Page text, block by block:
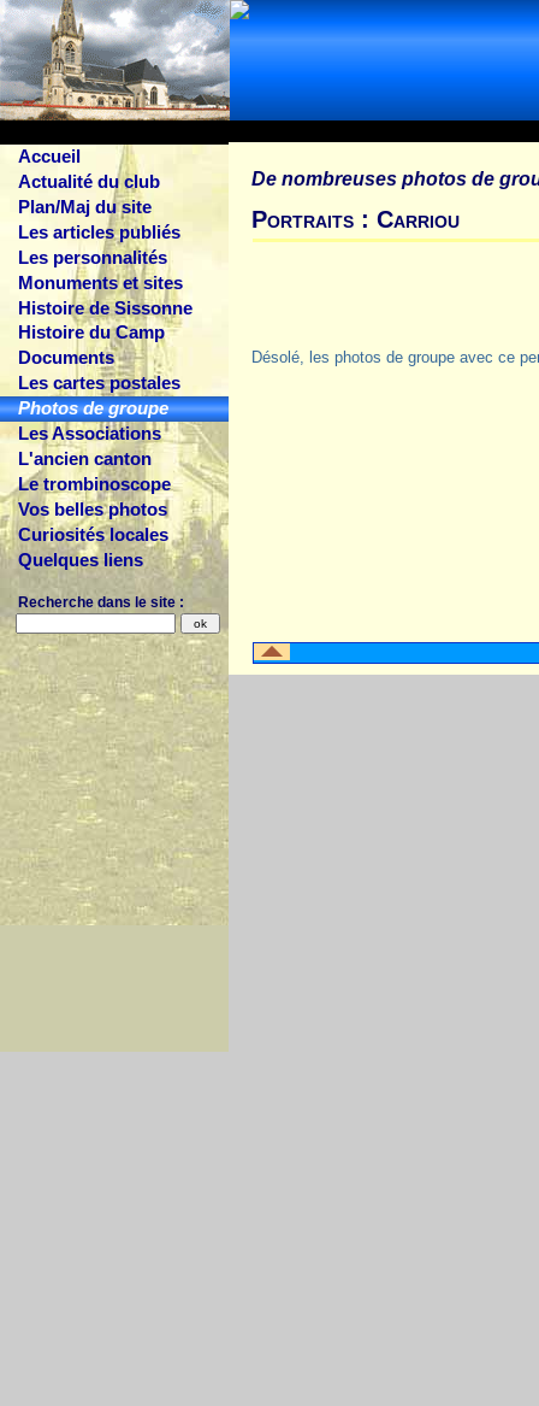
Accueil
Actualité du club
Plan/Maj du site
Les articles publiés
Les personnalités
Monuments et sites
Histoire de Sissonne
Histoire du Camp
Documents
Les cartes postales
Photos de groupe
Les Associations
L'ancien canton
Le trombinoscope
Vos belles photos
Curiosités locales
Quelques liens
Recherche dans le site :
De nombreuses photos de
Portraits : Carriou
Désolé, les photos de groupe avec ce